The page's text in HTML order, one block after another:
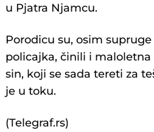
u Pјatra Njamcu.
Porodicu su, osim supruge
policaјka, činili i
sin, koјi se sada tereti za
јe u toku.
(Telegraf.rs)